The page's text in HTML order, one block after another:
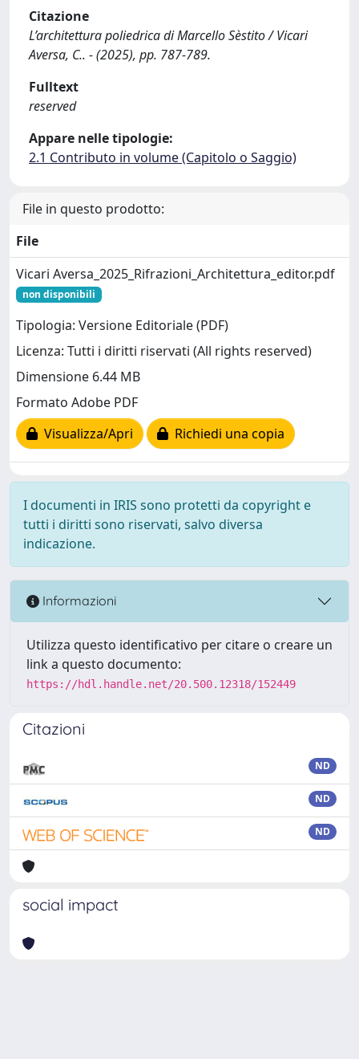
Citazione
L’architettura poliedrica di Marcello Sèstito / Vicari
Aversa, C.. - (2025), pp. 787-789.
Fulltext
reserved
Appare nelle tipologie:
2.1 Contributo in volume (Capitolo o Saggio)
File in questo prodotto:
File
Vicari Aversa_2025_Rifrazioni_Architettura_editor.pdf
non disponibili
Tipologia: Versione Editoriale (PDF)
Licenza: Tutti i diritti riservati (All rights reserved)
Dimensione 6.44 MB
Formato Adobe PDF
Visualizza/Apri
Richiedi una copia
I documenti in IRIS sono protetti da copyright e
tutti i diritti sono riservati, salvo diversa
indicazione.
Informazioni
Utilizza questo identificativo per citare o creare un
link a questo documento:
https://hdl.handle.net/20.500.12318/152449
Citazioni
ND
ND
ND
social impact